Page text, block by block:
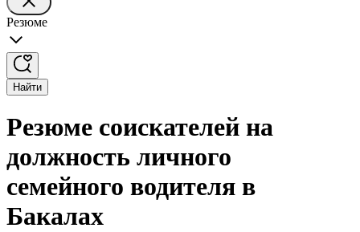
Резюме
Найти
Резюме соискателей на
должность личного
семейного водителя в
Бакалах